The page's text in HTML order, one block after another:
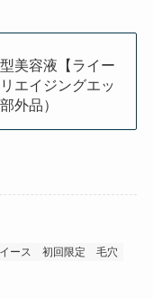
美容液【ライー
エイジングエッ
外品）
ース 初回限定
毛穴